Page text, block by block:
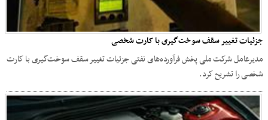
جزئیات تغییر سقف سوخت‌گیری با کارت شخصی
مدیرعامل شرکت ملی پخش فرآورده‌های نفتی جزئیات تغییر سقف سوخت‌گیری با کارت
شخصی را تشریح کرد.